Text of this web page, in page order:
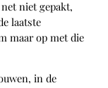
niet gepakt,
laatste
maar op met die
in de